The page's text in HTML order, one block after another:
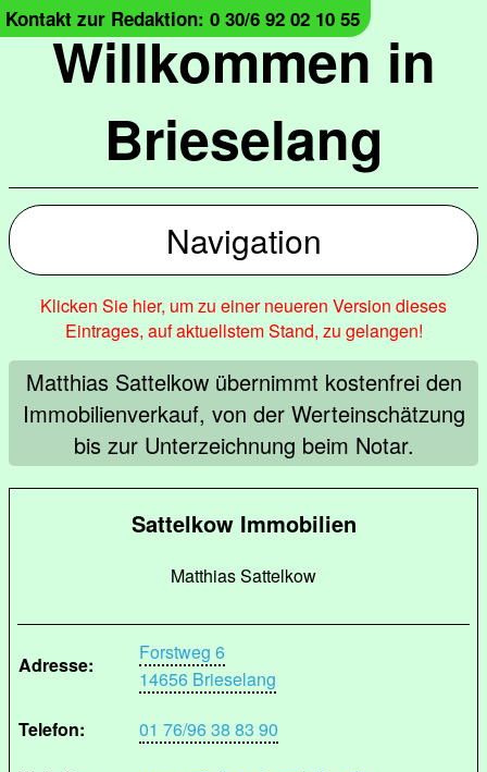
Willkommen in
Brieselang
Kontakt zur Redaktion: 0 30/6 92 02 10 55
Navigation
Klicken Sie hier, um zu einer neueren Version dieses
Eintrages, auf aktuellstem Stand, zu gelangen!
Matthias Sattelkow übernimmt kostenfrei den
Immobilienverkauf, von der Werteinschätzung
bis zur Unterzeichnung beim Notar.
Sattelkow Immobilien
Matthias Sattelkow
Adresse:
Forstweg 6
14656 Brieselang
Telefon:
01 76/96 38 83 90